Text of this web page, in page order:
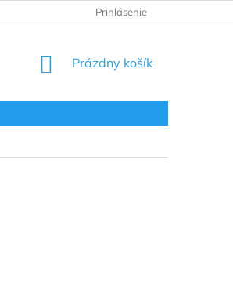
VRÁTENIE A REKLAMÁCIA
Prihlásenie
NÁKUPNÝ
Prázdny košík